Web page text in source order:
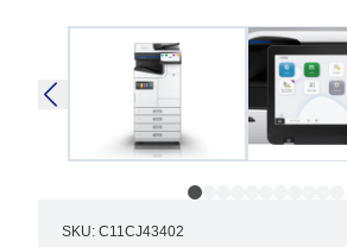
SKU: C11CJ43402